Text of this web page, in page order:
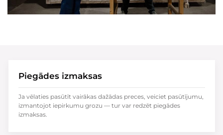
Piegādes izmaksas
Ja vēlaties pasūtīt vairākas dažādas preces, veiciet pasūtījumu,
izmantojot iepirkumu grozu — tur var redzēt piegādes
izmaksas.